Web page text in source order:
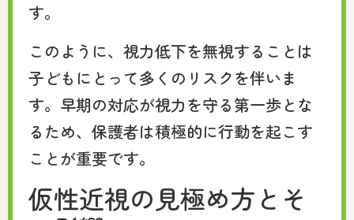
す。
このように、視力低下を無視することは
子どもにとって多くのリスクを伴いま
す。早期の対応が視力を守る第一歩とな
るため、保護者は積極的に行動を起こす
ことが重要です。
仮性近視の見極め方とそ